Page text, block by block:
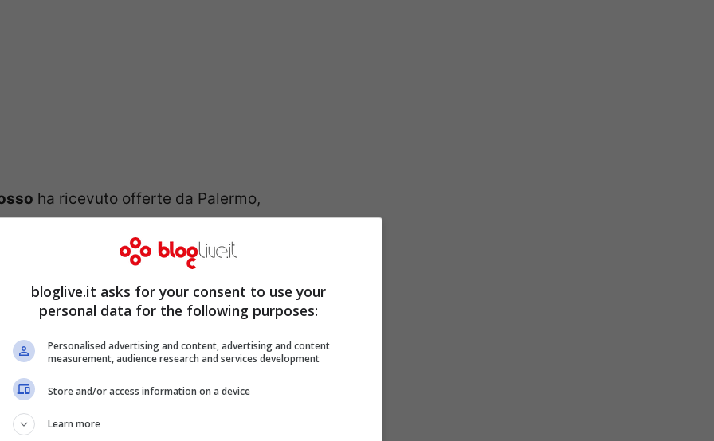
ha ricevuto offerte da Palermo,
con Costa), ma alla fine il classe ’83
tentativi delle formazioni sopracitate
i trasferimenti.
nei giorni conclusivi del mercato ma le
portiere
di scendere in campo con più
da Sportiello, era ormai
34enne napoletano.
bloglive.it asks for your consent to use your
personal data for the following purposes:
Personalised advertising and content, advertising and content
measurement, audience research and services development
Store and/or access information on a device
Learn more